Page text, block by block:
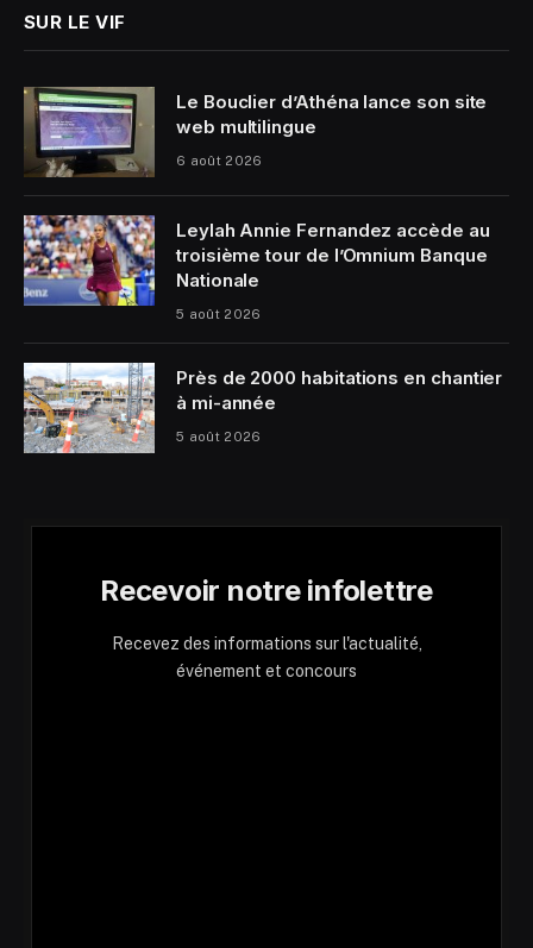
SUR LE VIF
Le Bouclier d’Athéna lance son site
web multilingue
6 août 2026
Leylah Annie Fernandez accède au
troisième tour de l’Omnium Banque
Nationale
5 août 2026
Près de 2000 habitations en chantier
à mi-année
5 août 2026
Recevoir notre infolettre
Recevez des informations sur l'actualité,
événement et concours